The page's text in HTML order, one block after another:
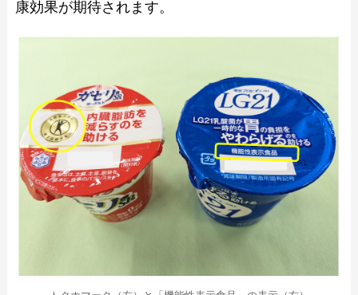
康効果が期待されます。